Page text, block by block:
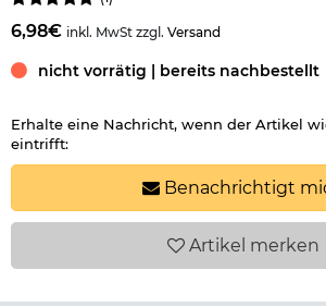
6,98€ inkl. MwSt zzgl. Versand
nicht vorrätig | bereits nachbestellt
Erhalte eine Nachricht, wenn der Artikel
eintrifft:
Benachrichtigt
Artikel merken